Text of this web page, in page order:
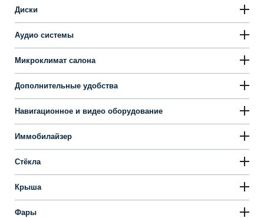
Диски
Аудио системы
Микроклимат салона
Дополнительные удобства
Навигационное и видео оборудование
Иммобилайзер
Стёкла
Крыша
Фары